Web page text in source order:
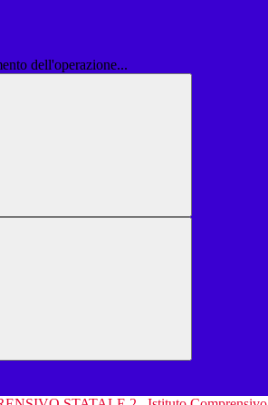
dell'operazione...